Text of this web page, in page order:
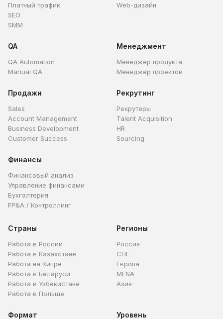
Платный трафик
SEO
SMM
Web-дизайн
QA
QA Automation
Manual QA
Менеджмент
Менеджер продукта
Менеджер проектов
Продажи
Sales
Account Management
Business Development
Customer Success
Рекрутинг
Рекрутеры
Talent Acquisition
HR
Sourcing
Финансы
Финансовый анализ
Управление финансами
Бухгалтерия
FP&A / Контроллинг
Страны
Работа в России
Работа в Казахстане
Работа на Кипре
Работа в Беларуси
Работа в Узбекистане
Работа в Польше
Регионы
Россия
СНГ
Европа
MENA
Азия
Формат Уровень